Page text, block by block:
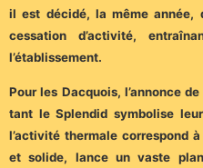
il est décidé, la même année,
cessation d’activité,
l’établissement.
Pour les Dacquois, l’annonce
tant le Splendid symbolise
l’activité thermale correspond
et solide, lance un vaste